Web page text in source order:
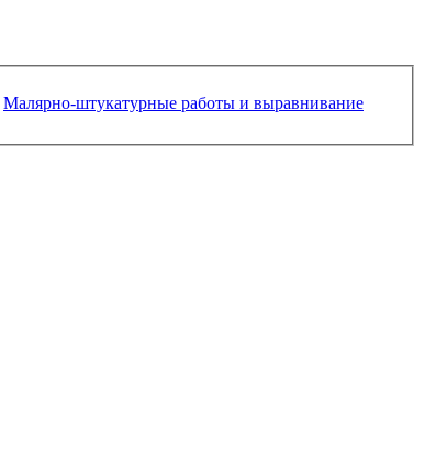
Малярно-штукатурные работы и выравнивание